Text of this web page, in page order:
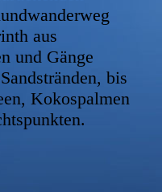
aus
und Gänge
bis
Kokospalmen